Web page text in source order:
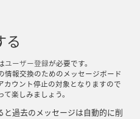
る
ユーザー登録が必要です。
情報交換のためのメッセージボード
カウント停止の対象となりますので
楽しみましょう。
過去のメッセージは自動的に削